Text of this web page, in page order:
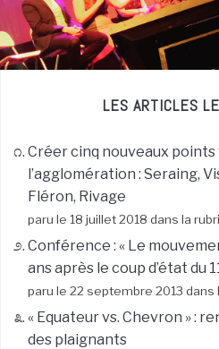
LES ARTICLES
Créer cinq nouveaux points
l’agglomération : Seraing,
Fléron, Rivage
paru le 18 juillet 2018 dans la
Conférence : « Le
ans après le coup d’état du
paru le 22 septembre 2013 dans
« Equateur vs. Chevron » :
des plaignants